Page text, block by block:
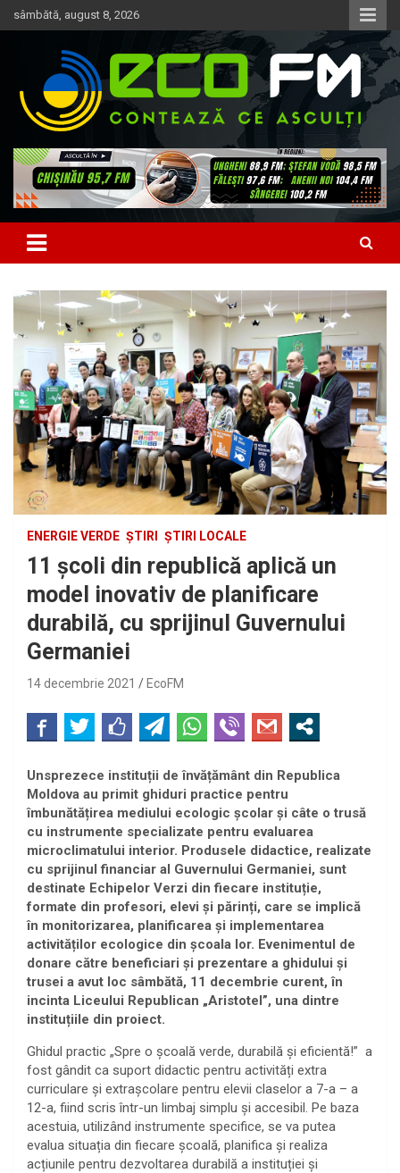
Skip
to
sâmbătă, august 8, 2026
EcoFM
ENERGIE VERDE ȘTIRI ȘTIRI LOCALE
11 școli din republică aplică un
model inovativ de planificare
durabilă, cu sprijinul Guvernului
Germaniei
14 decembrie 2021 EcoFM
Unsprezece instituții de învățământ din Republica
Moldova au primit ghiduri practice pentru
îmbunătățirea mediului ecologic școlar și câte o trusă
cu instrumente specializate pentru evaluarea
microclimatului interior. Produsele didactice, realizate
cu sprijinul financiar al Guvernului Germaniei, sunt
destinate Echipelor Verzi din fiecare instituție,
formate din profesori, elevi și părinți, care se implică
în monitorizarea, planificarea și implementarea
activităților ecologice din școala lor. Evenimentul de
donare către beneficiari și prezentare a ghidului și
trusei a avut loc sâmbătă, 11 decembrie curent, în
incinta Liceului Republican „Aristotel”, una dintre
instituțiile din proiect.
Ghidul practic „Spre o școală verde, durabilă și eficientă!” a
fost gândit ca suport didactic pentru activități extra
curriculare și extrașcolare pentru elevii claselor a 7-a – a
12-a, fiind scris într-un limbaj simplu și accesibil. Pe baza
acestuia, utilizând instrumente specifice, se va putea
evalua situația din fiecare școală, planifica și realiza
acțiunile pentru dezvoltarea durabilă a instituției și